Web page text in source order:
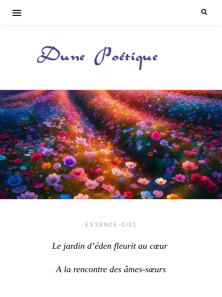
ESSENCE-CIEL
Le jardin d’éden fleurit au cœur
A la rencontre des âmes-sœurs